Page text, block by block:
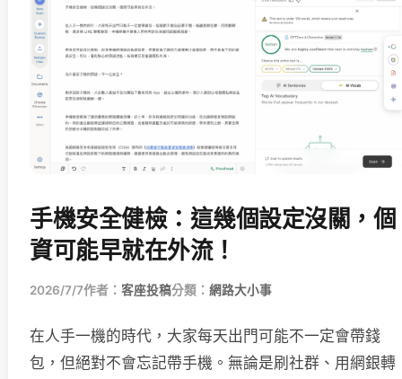
手機安全健檢：這幾個設定沒關，個
資可能早就在外流！
2026/7/7作者： 客座投稿分類： 網路大小事
在人手一機的時代，大家每天出門可能不一定會帶錢
包，但絕對不會忘記帶手機。無論是刷社群、用網銀轉